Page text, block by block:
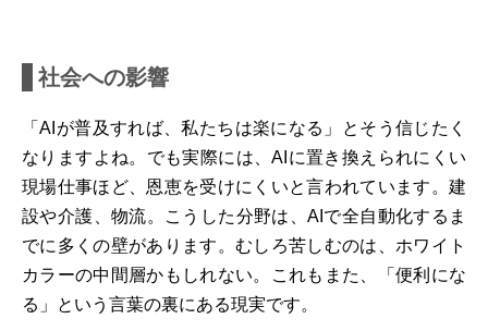
社会への影響
「AIが普及すれば、私たちは楽になる」とそう信じたく
なりますよね。でも実際には、AIに置き換えられにくい
現場仕事ほど、恩恵を受けにくいと言われています。建
設や介護、物流。こうした分野は、AIで全自動化するま
でに多くの壁があります。むしろ苦しむのは、ホワイト
カラーの中間層かもしれない。これもまた、「便利にな
る」という言葉の裏にある現実です。